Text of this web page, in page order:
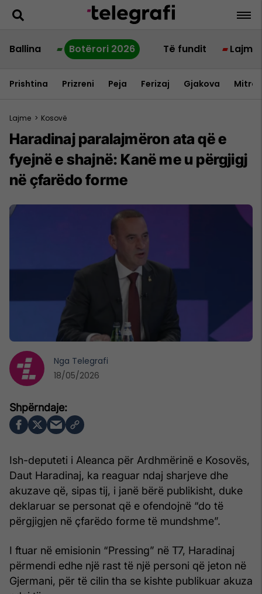
Ballina Botërori 2026 Të fundit Lajme
Prishtina Prizreni Peja Ferizaj Gjakova
Lajme > Kosovë
Haradinaj paralajmëron ata që e
fyejnë e shajnë: Kanë me u përgjigj
në çfarëdo forme
Ish-deputeti i Aleanca për Ardhmërinë e Kosovës,
Daut Haradinaj, ka reaguar ndaj sharjeve dhe
akuzave që, sipas tij, i janë bërë publikisht, duke
deklaruar se personat që e ofendojnë “do të
përgjigjen në çfarëdo forme të mundshme”.
I ftuar në emisionin “Pressing” në T7, Haradinaj
përmendi edhe një rast të një personi që jeton në
Gjermani, për të cilin tha se kishte publikuar akuza
Nga Telegrafi
18/05/2026